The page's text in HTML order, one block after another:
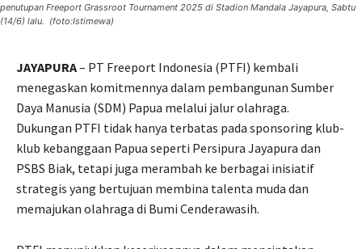
penutupan Freeport Grassroot Tournament 2025 di Stadion Mandala Jayapura, Sabtu
(14/6) lalu. (foto:Istimewa)
JAYAPURA– PT Freeport Indonesia (PTFI) kembali
menegaskan komitmennya dalam pembangunan Sumber
Daya Manusia (SDM) Papua melalui jalur olahraga.
Dukungan PTFI tidak hanya terbatas pada sponsoring klub-
klub kebanggaan Papua seperti Persipura Jayapura dan
PSBS Biak, tetapi juga merambah ke berbagai inisiatif
strategis yang bertujuan membina talenta muda dan
memajukan olahraga di Bumi Cenderawasih.